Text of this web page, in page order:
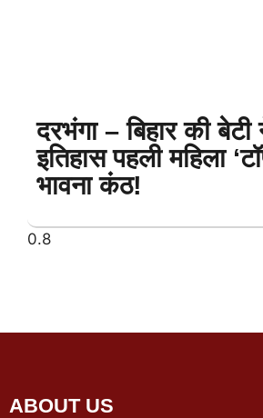
दरभंगा – बिहार की बेटी
इतिहास पहली महिला
भावना कंठ!
ABOUT US